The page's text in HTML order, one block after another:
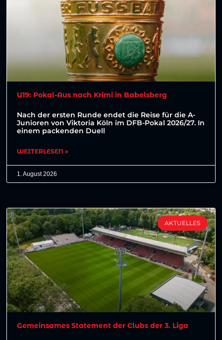
U19: Pokal-Aus nach Krimi in Babelsberg
Nach der ersten Runde endet die Reise für die A-
Junioren von Viktoria Köln im DFB-Pokal 2026/27. In
einem packenden Duell
WEITERLESEN »
1. August 2026
AKTUELLES
Gemeinsames Statement der Clubs der 3. Liga